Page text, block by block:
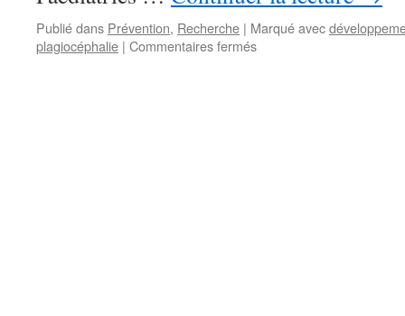
Publié dans Prévention, Recherche | Marqué avec
plagiocéphalie | Commentaires ferméssur